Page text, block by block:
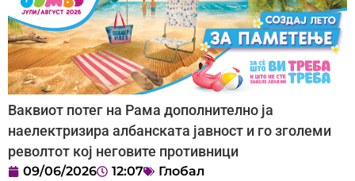
Ваквиот потег на Рама дополнително ја
наелектризира албанската јавност и го зголеми
револтот кој неговите противници
09/06/2026 12:07 Глобал